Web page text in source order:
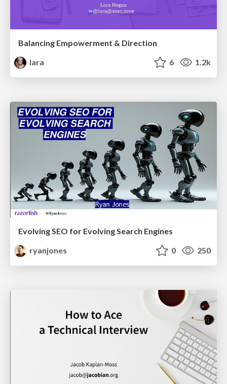
Balancing Empowerment & Direction
lara
6 1.2k
Evolving SEO for Evolving Search Engines
ryanjones
0 250